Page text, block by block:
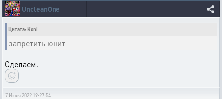
UncleanOne
Цитата: Koni
запретить юнит
Сделаем.
7 Июля 2022 19:27:54